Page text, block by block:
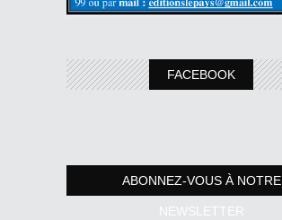
FACEBOOK
ABONNEZ-VOUS À NOTRE
NEWSLETTER